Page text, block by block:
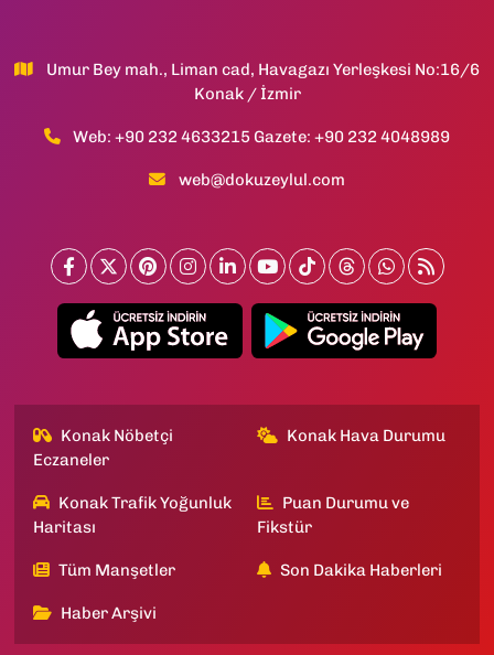
Umur Bey mah., Liman cad, Havagazı Yerleşkesi No:16/6
Konak / İzmir
Web: +90 232 4633215 Gazete: +90 232 4048989
web@dokuzeylul.com
Konak Nöbetçi
Eczaneler
Konak Hava Durumu
Konak Trafik Yoğunluk
Haritası
Puan Durumu ve
Fikstür
Tüm Manşetler Son Dakika Haberleri
Haber Arşivi